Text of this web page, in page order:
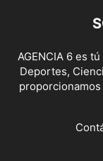
AGENCIA 6 es
Deportes,